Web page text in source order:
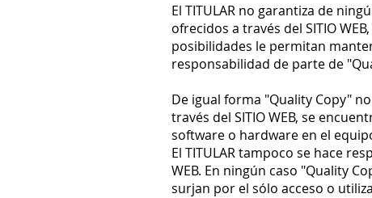
El TITULAR no garantiza de
ofrecidos a través del SITIO
posibilidades le permitan
responsabilidad de parte de
De igual forma "Quality Copy"
través del SITIO WEB, se
software o hardware en el
El TITULAR tampoco se hace
WEB. En ningún caso "Quality
surjan por el sólo acceso o